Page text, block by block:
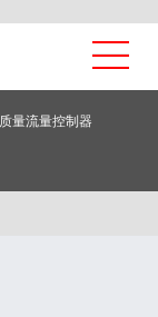
量流量控制器